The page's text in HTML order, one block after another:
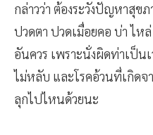
กล่าวว่า ต้องระวังปัญหาสุข
ปวดตา ปวดเมื่อยคอ บ่า ไห
อันควร เพราะนั่งผิดท่าเป็น
ไม่หลับ และโรคอ้วนที่เกิด
ลุกไปไหนด้วยนะ